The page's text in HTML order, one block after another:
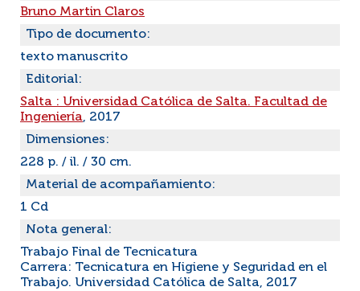
Bruno Martin Claros
Tipo de documento:
texto manuscrito
Editorial:
Salta : Universidad Católica de Salta. Facultad de
Ingeniería, 2017
Dimensiones:
228 p. / il. / 30 cm.
Material de acompañamiento:
1 Cd
Nota general:
Trabajo Final de Tecnicatura
Carrera: Tecnicatura en Higiene y Seguridad en el
Trabajo. Universidad Católica de Salta, 2017